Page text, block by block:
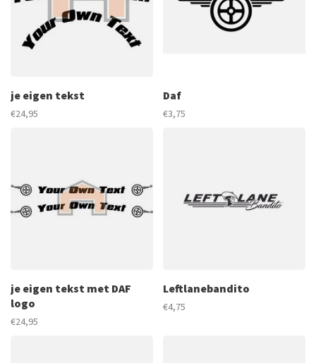
je eigen tekst
€24,95
Daf
€3,75
je eigen tekst met DAF
logo
€24,95
Leftlanebandito
€4,75